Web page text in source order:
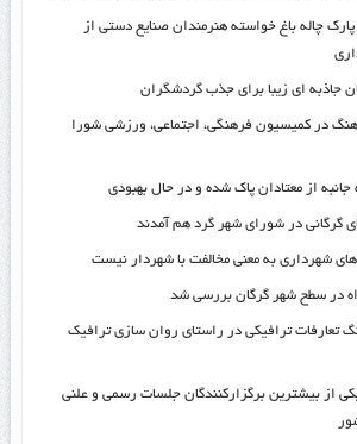
چاله باغ خواسته هنرمندان صنایع دستی از
جاذبه ای زیبا برای جذب گردشگران
در کمیسیون فرهنگی، اجتماعی، ورزشی شورا
از معتادان پاک شده و در حال بهبودی
گرگانی در شورای شهر گرد هم آمدند
شهرداری به معنی مخالفت با شهردار نیست
در سطح شهر گرگان بررسی شد
تعارفات ترافیکی در راستای روان سازی ترافیک
از بیشترین برگزارکنندگان جلسات رسمی و علنی